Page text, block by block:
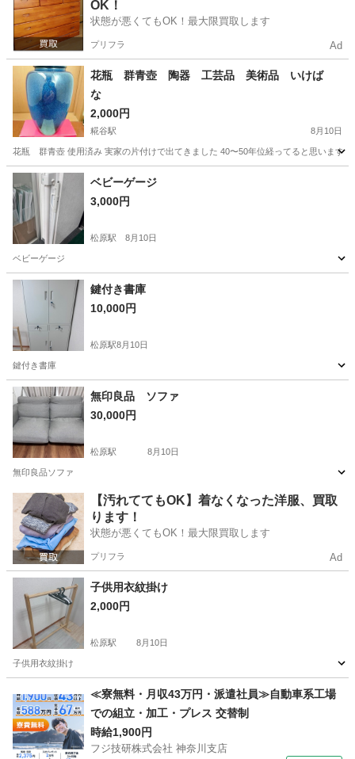
OK！
状態が悪くてもOK！最大限買取します
プリフラ Ad
花瓶 群青壺 陶器 工芸品 美術品 いけば
な
2,000円
糀谷駅 8月10日
花瓶 群青壺 使用済み 実家の片付けで出てきました 40〜50年位経ってると思います
東京 大田区 糀谷駅 インテリア雑貨/小物
ベビーゲージ
3,000円
松原駅 8月10日
ベビーゲージ
東京 世田谷区 松原駅
鍵付き書庫
10,000円
松原駅8月10日
鍵付き書庫
東京 世田谷区 松原駅
無印良品 ソファ
30,000円
松原駅 8月10日
無印良品ソファ
東京 世田谷区 松原駅 ソファ
【汚れててもOK】着なくなった洋服、買取
ります！
状態が悪くてもOK！最大限買取します
プリフラ Ad
子供用衣紋掛け
2,000円
松原駅 8月10日
子供用衣紋掛け
松原駅 その他
≪寮無料・月収43万円・派遣社員≫自動車系工場
での組立・加工・プレス 交替制
時給1,900円
フジ技研株式会社 神奈川支店